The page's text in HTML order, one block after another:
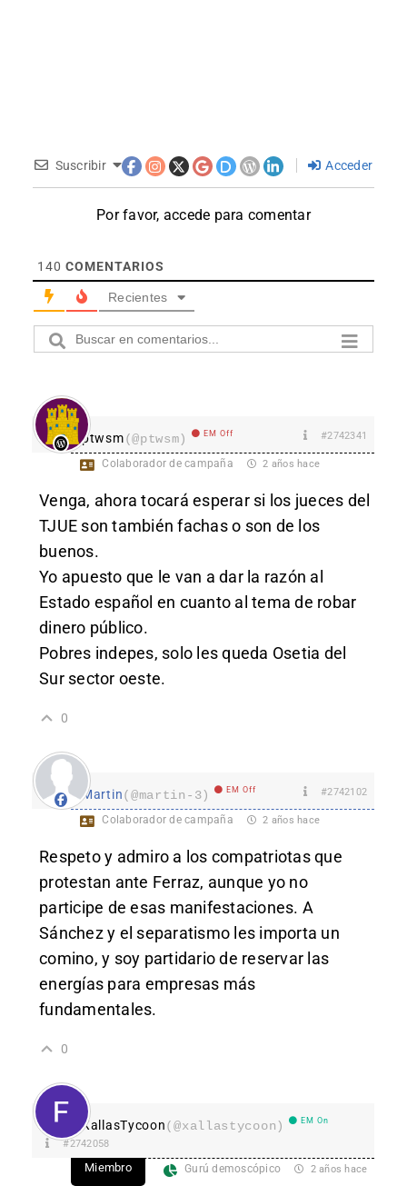
Suscribir Acceder
Por favor, accede para comentar
140 COMENTARIOS
Recientes
ptwsm(@ptwsm) EM Off #2742341
Colaborador de campaña 2 años hace
Venga, ahora tocará esperar si los jueces del
TJUE son también fachas o son de los
buenos.
Yo apuesto que le van a dar la razón al
Estado español en cuanto al tema de robar
dinero público.
Pobres indepes, solo les queda Osetia del
Sur sector oeste.
0
Martin(@martin-3) EM Off #2742102
Colaborador de campaña 2 años hace
Respeto y admiro a los compatriotas que
protestan ante Ferraz, aunque yo no
participe de esas manifestaciones. A
Sánchez y el separatismo les importa un
comino, y soy partidario de reservar las
energías para empresas más
fundamentales.
0
XallasTycoon(@xallastycoon) EM On
#2742058
Miembro Gurú demoscópico 2 años hace